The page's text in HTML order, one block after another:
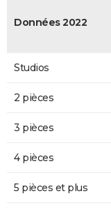
Données 2022
Studios
2 pièces
3 pièces
4 pièces
5 pièces et plus